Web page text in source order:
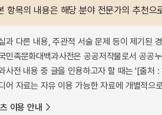
항목의 내용은 해당 분야 전문가의 추천
과 다른 내용, 주관적 서술 문제 등이 제기된
민족문화대백과사전은 공공저작물로서 공공
사전 내용 중 글을 인용하고자 할 때는 '[출처
어 자료는 자유 이용 가능한 자료에 개별적으
이용 안내